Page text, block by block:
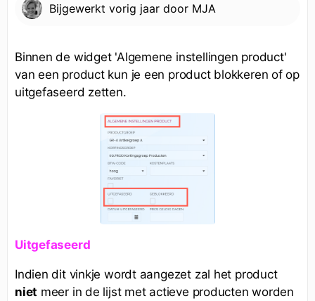
Bijgewerkt vorig jaar door MJA
Binnen de widget 'Algemene instellingen product'
van een product kun je een product blokkeren of op
uitgefaseerd zetten.
Uitgefaseerd
Indien dit vinkje wordt aangezet zal het product
niet meer in de lijst met actieve producten worden